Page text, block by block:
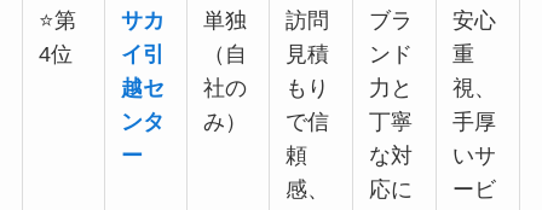
⭐第
4位
サカ
イ引
越セ
ンタ
ー
単独
（自
社の
み）
訪問
見積
もり
で信
頼
感、
ブラ
ンド
力と
丁寧
な対
応に
安心
重
視、
手厚
いサ
ービ